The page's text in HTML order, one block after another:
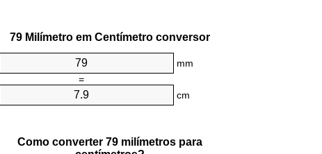
79 Milímetro em Centímetro conversor
mm
=
cm
Como converter 79 milímetros para